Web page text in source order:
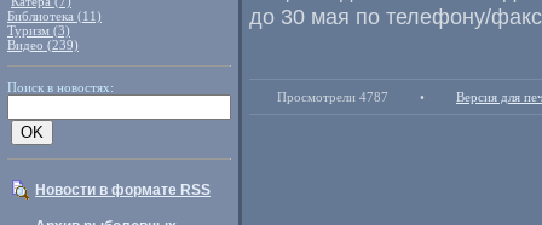
Библиотека (11)
Туризм (3)
Видео (239)
Поиск в новостях:
Новости в формате RSS
до 30 мая по телефону/
Просмотрели 4787 • Версия для